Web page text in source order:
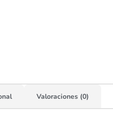
Valoraciones (0)